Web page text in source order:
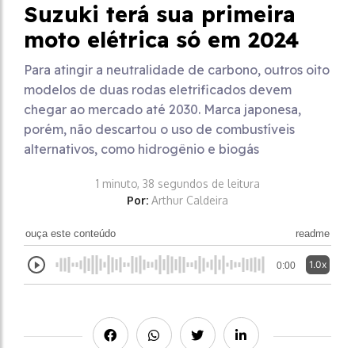
Suzuki terá sua primeira
moto elétrica só em 2024
Para atingir a neutralidade de carbono, outros oito
modelos de duas rodas eletrificados devem
chegar ao mercado até 2030. Marca japonesa,
porém, não descartou o uso de combustíveis
alternativos, como hidrogênio e biogás
1 minuto, 38 segundos de leitura
Por: Arthur Caldeira
ouça este conteúdo readme
0:00 1.0x